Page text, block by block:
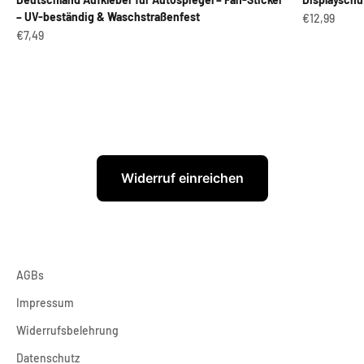
– UV-beständig & Waschstraßenfest
Angebot
€7,49
Angebot
€12,99
Widerruf einreichen
AGBs
Impressum
Widerrufsbelehrung
Datenschutz